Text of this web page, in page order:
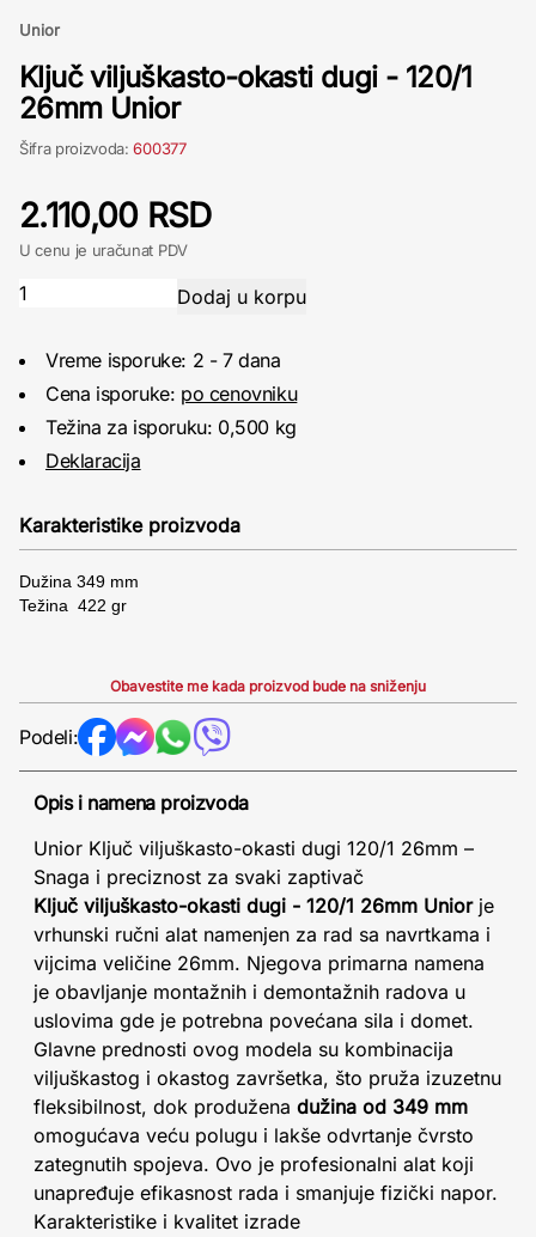
Unior
Ključ viljuškasto-okasti dugi - 120/1
26mm Unior
Šifra proizvoda:600377
2.110,00 RSD
U cenu je uračunat PDV
Vreme isporuke: 2 - 7 dana
Cena isporuke: po cenovniku
Težina za isporuku: 0,500 kg
Deklaracija
Karakteristike proizvoda
Dužina 349 mm
Težina 422 gr
Obavestite me kada proizvod bude na sniženju
Podeli:
Opis i namena proizvoda
Unior Ključ viljuškasto-okasti dugi 120/1 26mm –
Snaga i preciznost za svaki zaptivač
Ključ viljuškasto-okasti dugi - 120/1 26mm Uniorje
vrhunski ručni alat namenjen za rad sa navrtkama i
vijcima veličine 26mm. Njegova primarna namena
je obavljanje montažnih i demontažnih radova u
uslovima gde je potrebna povećana sila i domet.
Glavne prednosti ovog modela su kombinacija
viljuškastog i okastog završetka, što pruža izuzetnu
fleksibilnost, dok produžena dužina od 349 mm
omogućava veću polugu i lakše odvrtanje čvrsto
zategnutih spojeva. Ovo je profesionalni alat koji
unapređuje efikasnost rada i smanjuje fizički napor.
Karakteristike i kvalitet izrade